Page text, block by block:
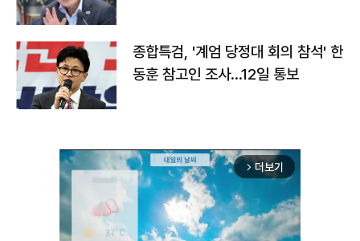
종합특검, '계엄 당정대 회의 참석' 한
동훈 참고인 조사...12일 통보
arrow_forward_ios 더보기